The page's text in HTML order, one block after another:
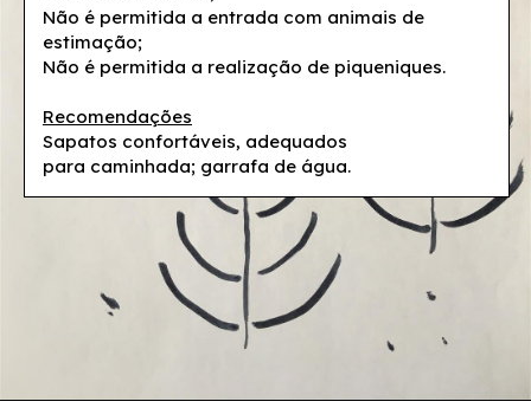
Não é permitida a entrada com animais de
estimação;
Não é permitida a realização de piqueniques.
Recomendações
Sapatos confortáveis, adequados
para caminhada; garrafa de água.